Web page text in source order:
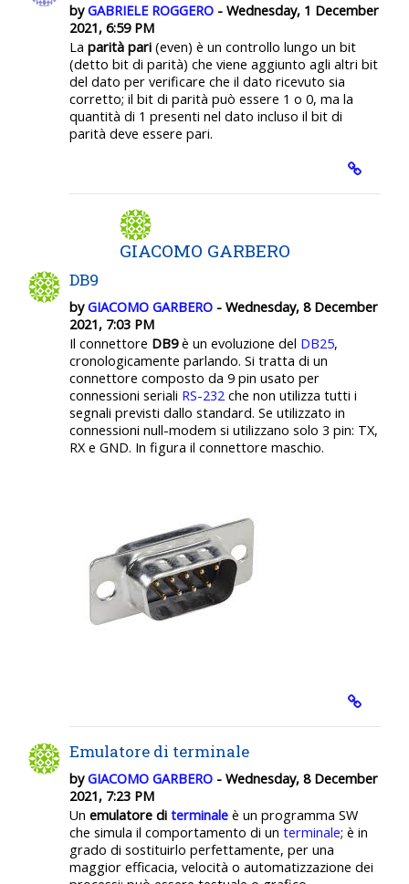
byGABRIELE ROGGERO - Wednesday, 1 December
2021, 6:59 PM
La parità pari (even) è un controllo lungo un bit
(detto bit di parità) che viene aggiunto agli altri bit
del dato per verificare che il dato ricevuto sia
corretto; il bit di parità può essere 1 o 0, ma la
quantità di 1 presenti nel dato incluso il bit di
parità deve essere pari.
GIACOMO GARBERO
DB9
byGIACOMO GARBERO - Wednesday, 8 December
2021, 7:03 PM
Il connettore DB9è un evoluzione del DB25,
cronologicamente parlando. Si tratta di un
connettore composto da 9 pin usato per
connessioni seriali RS-232 che non utilizza tutti i
segnali previsti dallo standard. Se utilizzato in
connessioni null-modem si utilizzano solo 3 pin: TX,
RX e GND. In figura il connettore maschio.
Emulatore di terminale
byGIACOMO GARBERO - Wednesday, 8 December
2021, 7:23 PM
Un emulatore di terminale è un programma SW
che simula il comportamento di un terminale; è in
grado di sostituirlo perfettamente, per una
maggior efficacia, velocità o automatizzazione dei